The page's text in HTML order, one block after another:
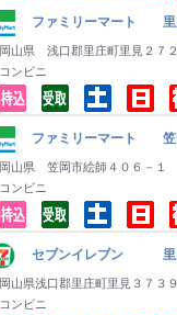
ファミリーマート 里
岡山県 浅口郡里庄町里見２７２
コンビニ
ファミリーマート 笠
岡山県 笠岡市絵師４０６－１
コンビニ
セブンイレブン 里
岡山県浅口郡里庄町里見３７３
コンビニ